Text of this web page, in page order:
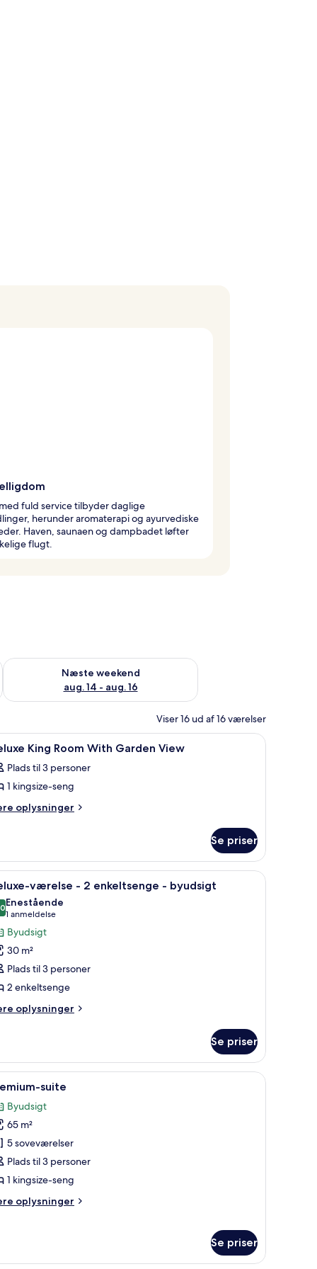
fuld service tilbyder daglige
herunder aromaterapi og ayurvediske
Haven, saunaen og dampbadet løfter
flugt.
aug. 7 - aug. 9
Næste weekend
aug. 14 - aug. 16
Tjek tilgængelighed for næste weekend aug. 14 - aug. 16
Viser 16 ud af 16 værelser
på værelset, skrivebord Premium-sengetøj, minibar, pengeskab på
3 King Room With Garden View
Plads til 3 personer
1 kingsize-seng
oplysninger
Se priser
betalingsfilm Et hotelværelse med to senge, en sofa, et
5 værelse - 2 enkeltsenge - byudsigt
ud af 10
Enestående
1 anmeldelse
(1
anmeldelse)
Byudsigt
30 m²
Plads til 3 personer
2 enkeltsenge
oplysninger
Se priser
skrivebord og udsigt over bybilledet.Et hotelværelse med to senge, en sofa, et
7 suite
Byudsigt
65 m²
5 soveværelser
Plads til 3 personer
1 kingsize-seng
oplysninger
Se priser